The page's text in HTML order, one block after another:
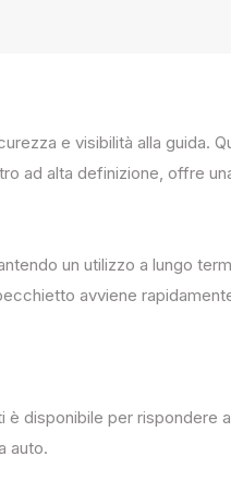
e visibilità alla guida.
ad alta definizione, offre
un utilizzo a lungo
avviene
disponibile per rispondere
auto.